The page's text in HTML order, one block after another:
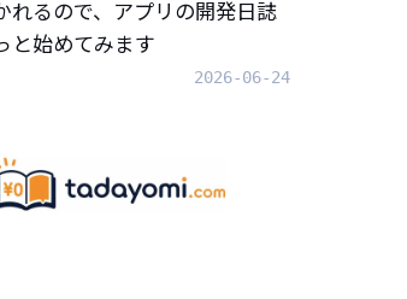
れるので、アプリの開発日誌
と始めてみます
2026-06-24